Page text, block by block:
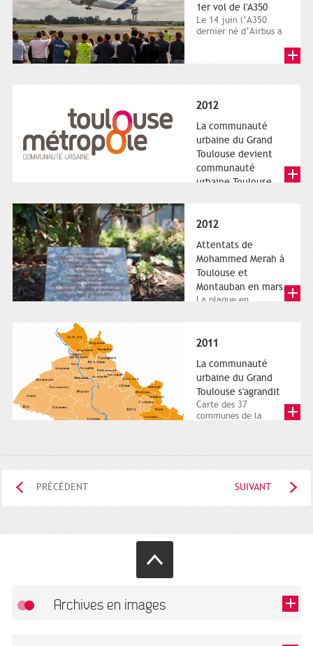
1er vol de l'A350
Le 14 juin l’A350
dernier né d’Airbus a
2012
La communauté
urbaine du Grand
Toulouse devient
communauté
urbaine Toulouse
Métropole,
représentant l'anneau
de Moëbius.
2012
Attentats de
Mohammed Merah à
Toulouse et
Montauban en mars.
La plaque en
Charles-de-Gaulle.
2011
La communauté
urbaine du Grand
Toulouse s'agrandit
Carte des 37
communes de la
PRÉCÉDENT SUIVANT
Archives en images